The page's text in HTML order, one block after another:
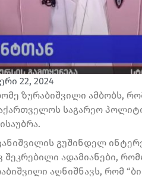
22, 2024
ზურაბიშვილი ამბობს,
საგარეო
გუშინდელ
ადამიანები,
აღნიშნავს, რომ